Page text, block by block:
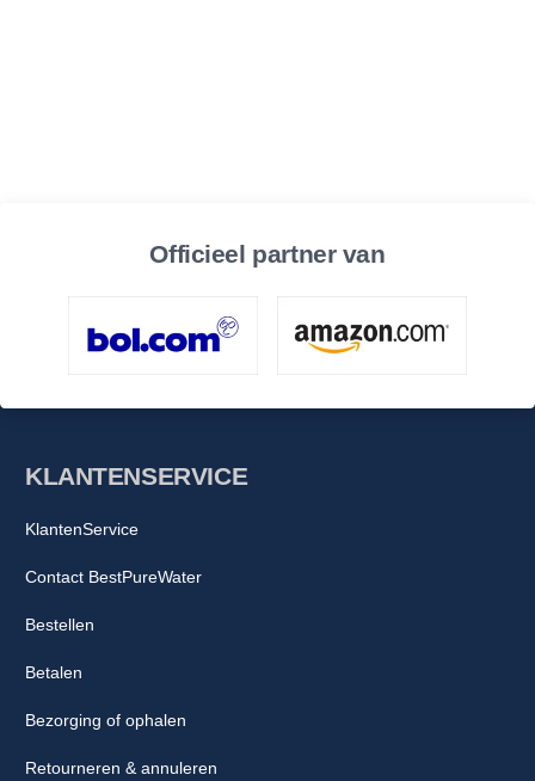
Officieel partner van
KLANTENSERVICE
KlantenService
Contact BestPureWater
Bestellen
Betalen
Bezorging of ophalen
Retourneren & annuleren